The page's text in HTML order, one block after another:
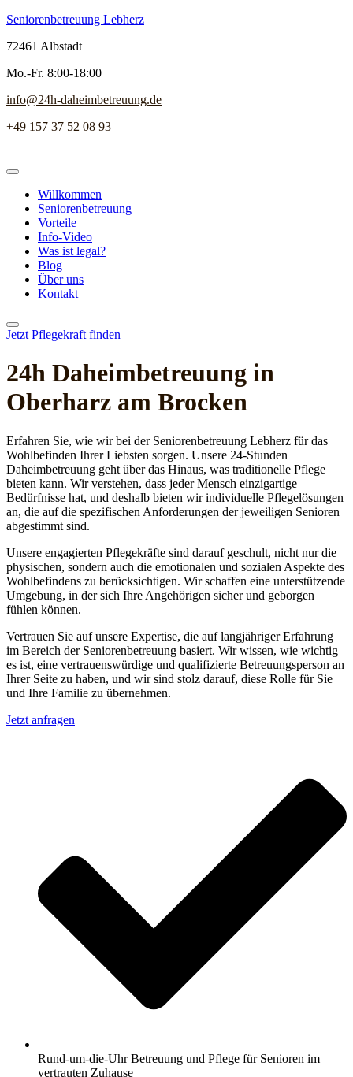
Seniorenbetreuung Lebherz
72461 Albstadt
Mo.-Fr. 8:00-18:00
info@24h-daheimbetreuung.de
+49 157 37 52 08 93
Willkommen
Seniorenbetreuung
Vorteile
Info-Video
Was ist legal?
Blog
Über uns
Kontakt
Jetzt Pflegekraft finden
24h Daheim­betreuung in
Oberharz am Brocken
Erfahren Sie, wie wir bei der Seniorenbetreuung Lebherz für das
Wohlbefinden Ihrer Liebsten sorgen. Unsere 24-Stunden
Daheimbetreuung geht über das Hinaus, was traditionelle Pflege
bieten kann. Wir verstehen, dass jeder Mensch einzigartige
Bedürfnisse hat, und deshalb bieten wir individuelle Pflegelösungen
an, die auf die spezifischen Anforderungen der jeweiligen Senioren
abgestimmt sind.
Unsere engagierten Pflegekräfte sind darauf geschult, nicht nur die
physischen, sondern auch die emotionalen und sozialen Aspekte des
Wohlbefindens zu berücksichtigen. Wir schaffen eine unterstützende
Umgebung, in der sich Ihre Angehörigen sicher und geborgen
fühlen können.
Vertrauen Sie auf unsere Expertise, die auf langjähriger Erfahrung
im Bereich der Seniorenbetreuung basiert. Wir wissen, wie wichtig
es ist, eine vertrauenswürdige und qualifizierte Betreuungsperson an
Ihrer Seite zu haben, und wir sind stolz darauf, diese Rolle für Sie
und Ihre Familie zu übernehmen.
Jetzt anfragen
Rund-um-die-Uhr Betreuung und Pflege für Senioren im
vertrauten Zuhause